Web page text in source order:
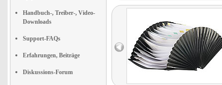
Handbuch-, Treiber-, Video-
Downloads
Support-FAQs
Erfahrungen, Beiträge
Diskussions-Forum